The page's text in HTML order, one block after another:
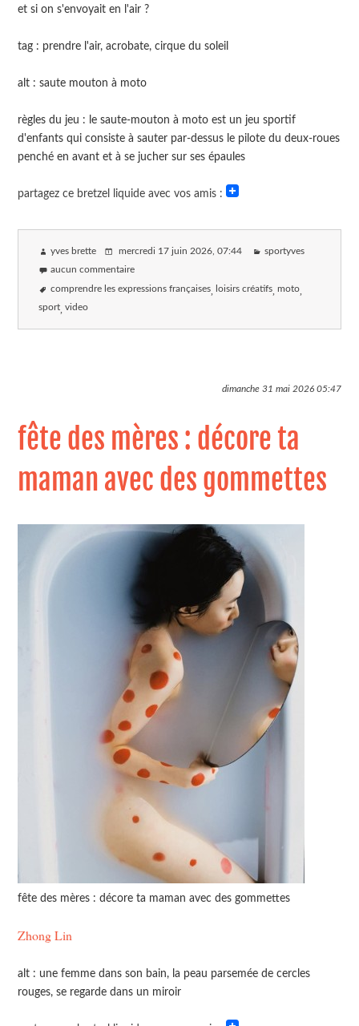
et si on s'envoyait en l'air ?
tag : prendre l'air, acrobate, cirque du soleil
alt : saute mouton à moto
règles du jeu : le saute-mouton à moto est un jeu sportif
d'enfants qui consiste à sauter par-dessus le pilote du deux-roues
penché en avant et à se jucher sur ses épaules
partagez ce bretzel liquide avec vos amis :
yves brette mercredi 17 juin 2026 , 07:44 sportyves
aucun commentaire
comprendre les expressions françaises loisirs créatifs moto
sport video
dimanche 31 mai 202605:47
fête des mères : décore ta
maman avec des gommettes
fête des mères : décore ta maman avec des gommettes
Zhong Lin
alt : une femme dans son bain, la peau parsemée de cercles
rouges, se regarde dans un miroir